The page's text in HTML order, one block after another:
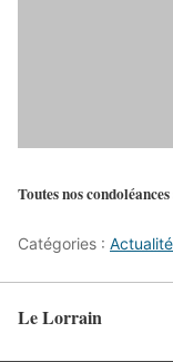
Toutes nos
Catégories :
Le Lorrain